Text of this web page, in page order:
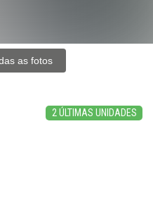
as fotos
2 ÚLTIMAS UNIDADES